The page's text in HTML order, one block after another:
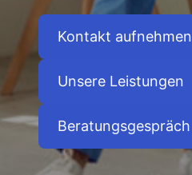
Kontakt aufnehmen
Unsere Leistungen
Beratungsgespräch